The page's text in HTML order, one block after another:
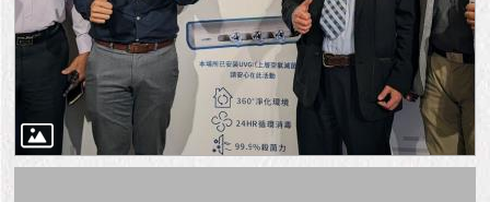
隱
私
資
訊
安